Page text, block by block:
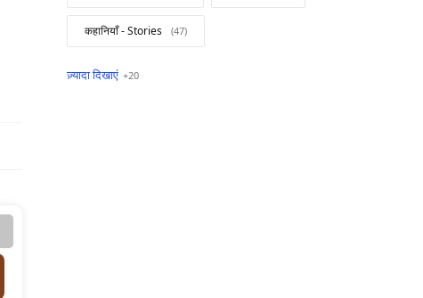
कहानियाँ - Stories
खबरें फटाफट